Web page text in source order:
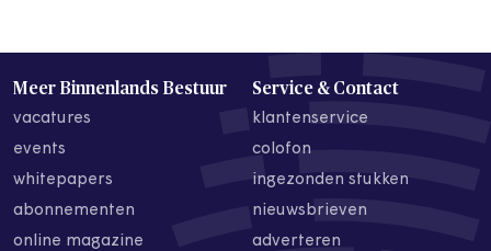
Meer Binnenlands Bestuur
vacatures
events
whitepapers
abonnementen
online magazine
Service & Contact
klantenservice
colofon
ingezonden stukken
nieuwsbrieven
adverteren